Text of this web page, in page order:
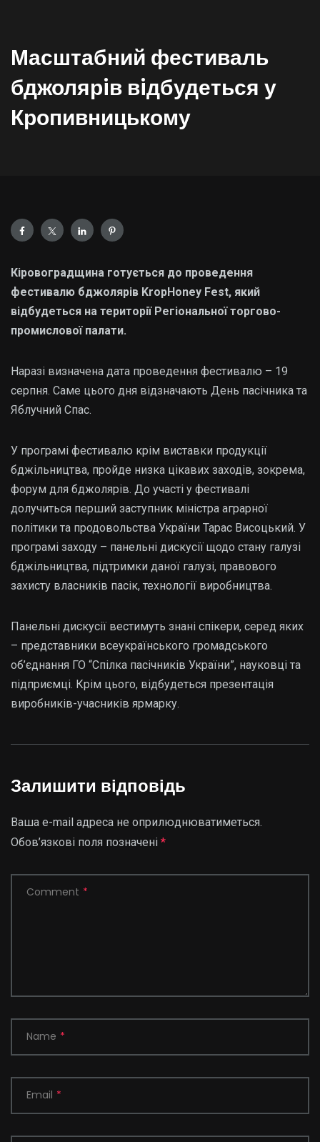
Масштабний фестиваль
бджолярiв вiдбудеться у
Кропивницькому
Кiровоградщина готується до проведення
фестивалю бджолярiв KropHoney Fest, який
вiдбудеться на територiї Регiональної торгово-
промислової палати.
Наразi визначена дата проведення фестивалю – 19
серпня. Саме цього дня вiдзначають День пасiчника та
Яблучний Спас.
У програмі фестивалю крiм виставки продукцiї
бджiльництва, пройде низка цiкавих заходiв, зокрема,
форум для бджолярiв. До участi у фестивалi
долучиться перший заступник мiнiстра аграрної
полiтики та продовольства України Тарас Висоцький. У
програмi заходу – панельнi дискусiї щодо стану галузi
бджiльництва, пiдтримки даної галузi, правового
захисту власникiв пасiк, технологiї виробництва.
Панельнi дискусiї вестимуть знанi спiкери, серед яких
– представники всеукраїнського громадського
об’єднання ГО “Спiлка пасiчникiв України”, науковцi та
пiдприємцi. Крiм цього, вiдбудеться презентацiя
виробникiв-учасникiв ярмарку.
Залишити відповідь
Ваша e-mail адреса не оприлюднюватиметься.
Обов’язкові поля позначені *
Comment *
Name *
Email *